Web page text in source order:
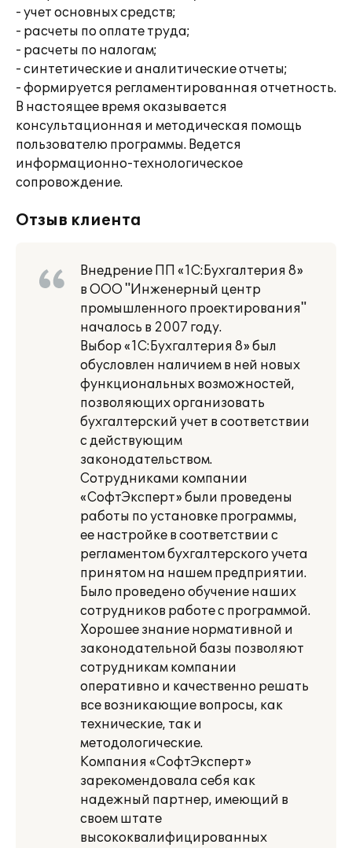
- учет основных средств;
- расчеты по оплате труда;
- расчеты по налогам;
- синтетические и аналитические отчеты;
- формируется регламентированная отчетность.
В настоящее время оказывается
консультационная и методическая помощь
пользователю программы. Ведется
информационно-технологическое
сопровождение.
Отзыв клиента
Внедрение ПП «1С:Бухгалтерия 8»
в ООО "Инженерный центр
промышленного проектирования"
началось в 2007 году.
Выбор «1С:Бухгалтерия 8» был
обусловлен наличием в ней новых
функциональных возможностей,
позволяющих организовать
бухгалтерский учет в соответствии
с действующим
законодательством.
Сотрудниками компании
«СофтЭксперт» были проведены
работы по установке программы,
ее настройке в соответствии с
регламентом бухгалтерского учета
принятом на нашем предприятии.
Было проведено обучение наших
сотрудников работе с программой.
Хорошее знание нормативной и
законодательной базы позволяют
сотрудникам компании
оперативно и качественно решать
все возникающие вопросы, как
технические, так и
методологические.
Компания «СофтЭксперт»
зарекомендовала себя как
надежный партнер, имеющий в
своем штате
высококвалифицированных